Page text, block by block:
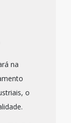
na
o